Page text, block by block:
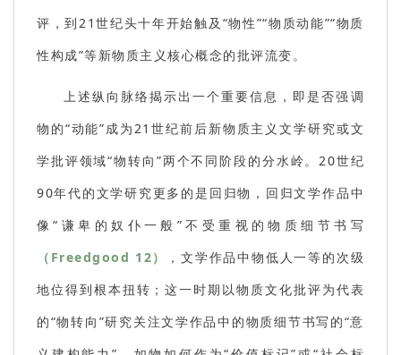
评，到21世纪头十年开始触及“物性”“物质动能”“物质
性构成”等新物质主义核心概念的批评流变。
上述纵向脉络揭示出一个重要信息，即是否强调
物的“动能”成为21世纪前后新物质主义文学研究或文
学批评领域“物转向”两个不同阶段的分水岭。20世纪
90年代的文学研究更多的是回归物，回归文学作品中
像“谦卑的奴仆一般”不受重视的物质细节书写
（Freedgood 12）
，文学作品中物低人一等的次级
地位得到根本扭转；这一时期以物质文化批评为代表
的“物转向”研究关注文学作品中的物质细节书写的“意